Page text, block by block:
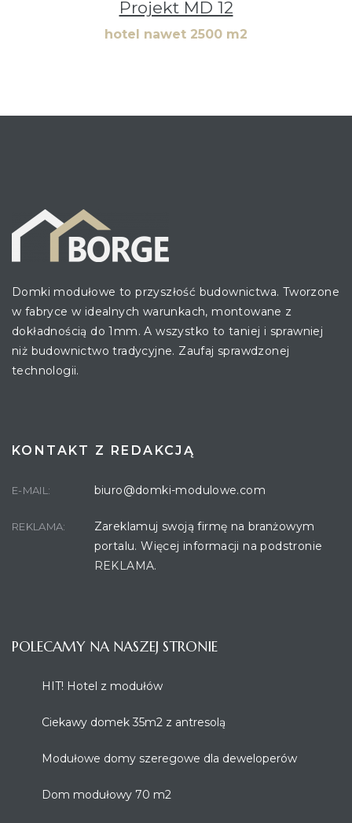
Projekt MD 12
hotel nawet 2500 m2
Domki modułowe to przyszłość budownictwa. Tworzone
w fabryce w idealnych warunkach, montowane z
dokładnością do 1mm. A wszystko to taniej i sprawniej
niż budownictwo tradycyjne. Zaufaj sprawdzonej
technologii.
KONTAKT Z REDAKCJĄ
E-MAIL: biuro@domki-modulowe.com
REKLAMA:
Zareklamuj swoją firmę na branżowym
portalu. Więcej informacji na podstronie
REKLAMA.
POLECAMY NA NASZEJ STRONIE
HIT! Hotel z modułów
Ciekawy domek 35m2 z antresolą
Modułowe domy szeregowe dla deweloperów
Dom modułowy 70 m2